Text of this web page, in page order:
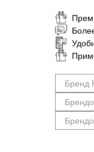
Бренд